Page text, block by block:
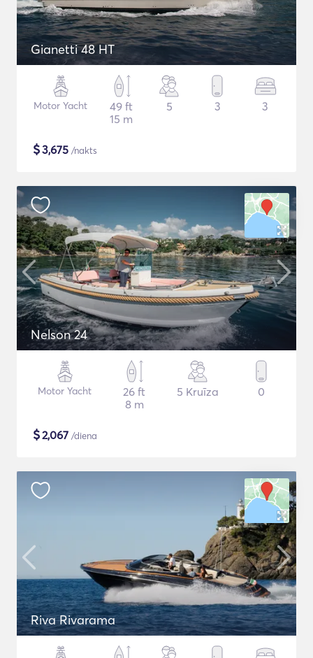
Gianetti 48 HT
Motor Yacht
49 ft
15 m
5 3 3
$3,675 /nakts
Nelson 24
Motor Yacht
26 ft
8 m
5 Kruīza 0
$2,067 /diena
Riva Rivarama